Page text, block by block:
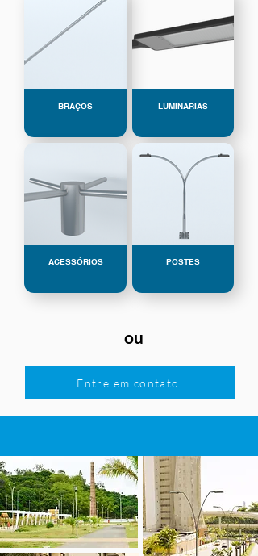
BRAÇOS LUMINÁRIAS
ACESSÓRIOS POSTES
ou
Entre em contato